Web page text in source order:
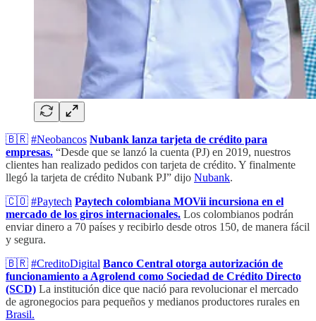
🇧🇷 #Neobancos Nubank lanza tarjeta de crédito para
empresas. “Desde que se lanzó la cuenta (PJ) en 2019, nuestros
clientes han realizado pedidos con tarjeta de crédito. Y finalmente
llegó la tarjeta de crédito Nubank PJ” dijo Nubank.
🇨🇴 #Paytech Paytech colombiana MOVii incursiona en el
mercado de los giros internacionales. Los colombianos podrán
enviar dinero a 70 países y recibirlo desde otros 150, de manera fácil
y segura.
🇧🇷 #CreditoDigital Banco Central otorga autorización de
funcionamiento a Agrolend como Sociedad de Crédito Directo
(SCD) La institución dice que nació para revolucionar el mercado
de agronegocios para pequeños y medianos productores rurales en
Brasil.